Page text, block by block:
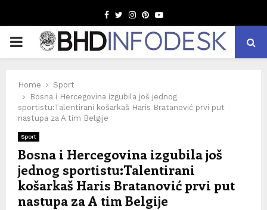
Facebook
TwitterInstagram
Pinterest
Youtube
PRIMARY
Home
Sport
Bosna i Hercegovina izgubila još jednog
sportistu:Talentirani košarkaš Haris Bratanović prvi put
nastupa za A tim Belgije
Sport
Bosna i Hercegovina izgubila još
jednog sportistu:Talentirani
košarkaš Haris Bratanović prvi put
nastupa za A tim Belgije